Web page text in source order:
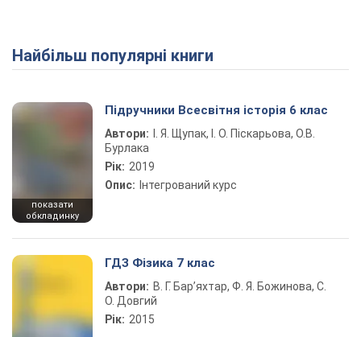
Play Video
Найбільш популярні книги
показати
обкладинку
Підручники Всесвітня історія 6 клас
Автори:
І. Я. Щупак, І. О. Піскарьова, О.В.
Бурлака
Рік: 2019
Опис: Інтегрований курс
ГДЗ Фізика 7 клас
Автори: В. Г. Бар’яхтар, Ф. Я. Божинова, С.
О. Довгий
Рік: 2015